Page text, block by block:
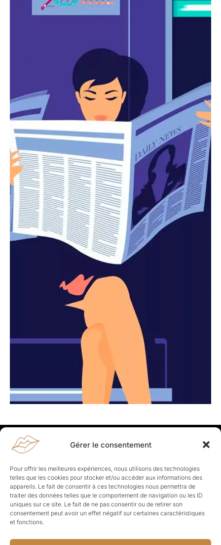
Gérer le consentement
Pour offrir les meilleures expériences, nous utilisons des technologies
telles que les cookies pour stocker et/ou accéder aux informations des
appareils. Le fait de consentir à ces technologies nous permettra de
traiter des données telles que le comportement de navigation ou les ID
uniques sur ce site. Le fait de ne pas consentir ou de retirer son
consentement peut avoir un effet négatif sur certaines caractéristiques
et fonctions.
Rapporteuses
À propos de Rapporteuses :Rapporteuses, c’est l’histoire de
Parisiennes, bien dans leurs baskets qui aiment rapporter ce qui leur
cause, leur apporte et leur rapporte !
Les Topics
Société Politique Business Culture
Sport
Lifestyle